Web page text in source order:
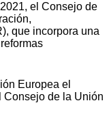
el Consejo de
que incorpora una
Europea el
Consejo de la Unión